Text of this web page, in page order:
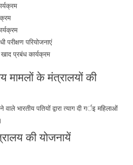
परीक्षण परियोजनाएं
खाद प्रबंध कार्यक्रम
मामलों के मंत्रालयों की
भारतीय पतियों द्वारा त्याग दी गर्इ महिलाओं
की योजनायें